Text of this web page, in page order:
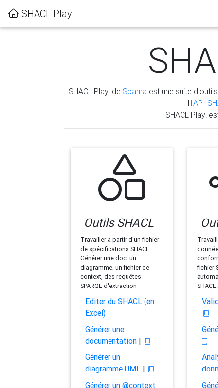
SHACL Play!
SHACL Play! de Sparna est une suite
l'l'API
SHACL Play!
Outils SHACL
Travailler à partir d'un fichier
de spécifications SHACL :
Générer une doc, un
diagramme, un fichier de
context, des requêtes
SPARQL d'extraction
Editer du SHACL (en
Excel)
Générer une
documentation|
Générer un
diagramme UML|
Générer un @context
fichier
SHACL.